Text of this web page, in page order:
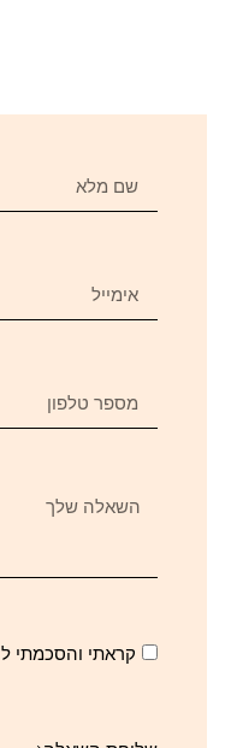
קראתי והסכמתי ל